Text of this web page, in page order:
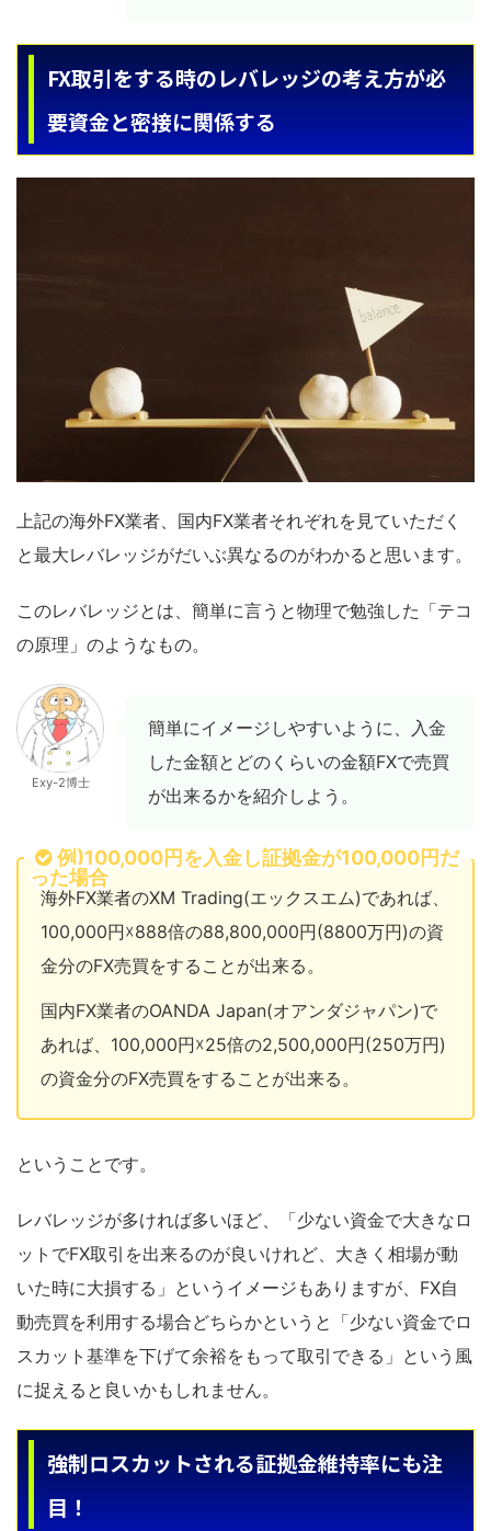
FX取引をする時のレバレッジの考え方が必
要資金と密接に関係する
上記の海外FX業者、国内FX業者それぞれを見ていただく
と最大レバレッジがだいぶ異なるのがわかると思います。
このレバレッジとは、簡単に言うと物理で勉強した「テコ
の原理」のようなもの。
Exy-2博士
簡単にイメージしやすいように、入金
した金額とどのくらいの金額FXで売買
が出来るかを紹介しよう。
例)100,000円を入金し証拠金が100,000円だ
った場合
海外FX業者のXM Trading(エックスエム)であれば、
100,000円☓888倍の88,800,000円(8800万円)の資
金分のFX売買をすることが出来る。
国内FX業者のOANDA Japan(オアンダジャパン)で
あれば、100,000円☓25倍の2,500,000円(250万円)
の資金分のFX売買をすることが出来る。
ということです。
レバレッジが多ければ多いほど、「少ない資金で大きなロ
ットでFX取引を出来るのが良いけれど、大きく相場が動
いた時に大損する」というイメージもありますが、FX自
動売買を利用する場合どちらかというと「少ない資金でロ
スカット基準を下げて余裕をもって取引できる」という風
に捉えると良いかもしれません。
強制ロスカットされる証拠金維持率にも注
目！